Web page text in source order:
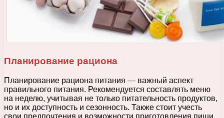
Планирование рациона
Планирование рациона питания — важный аспект
правильного питания. Рекомендуется составлять меню
на неделю, учитывая не только питательность продуктов,
но и их доступность и сезонность. Также стоит учесть
свои предпочтения и возможности приготовления пищи.